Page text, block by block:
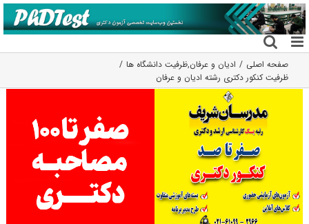
رفتن
به
محتوا
صفحه اصلی ادیان و عرفان,ظرفیت دانشگاه ها
ظرفیت کنکور دکتری رشته ادﻳﺎن و ﻋﺮﻓﺎن